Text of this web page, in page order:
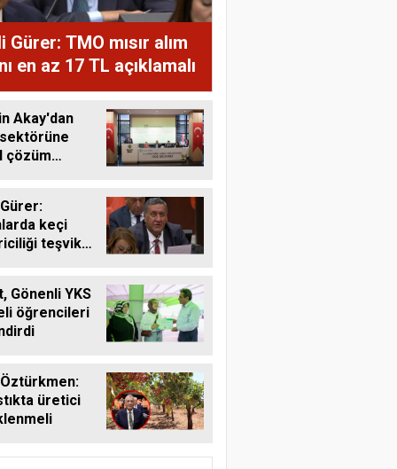
Gürer: TMO mısır alım
en az 17 TL açıklamalı
Akay'dan
çözüm
keçi
teşvik
Gönenli YKS
öğrencileri
üretici
Harun Göksel
Kanalın Sonundaki Acı
Gerçek: Mardin'de 600
Metreden Su, Günde 8
Saat Elektrik Kesintisi